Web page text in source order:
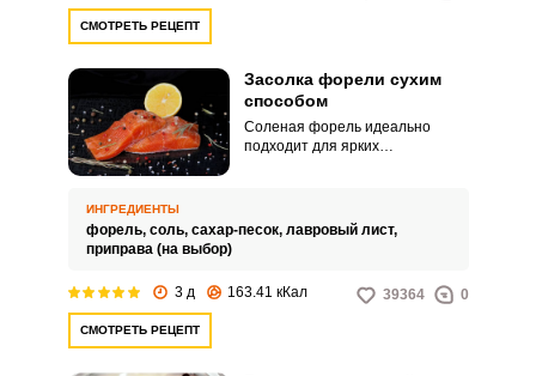
СМОТРЕТЬ РЕЦЕПТ
Засолка форели сухим
способом
Соленая форель идеально
подходит для ярких
ИНГРЕДИЕНТЫ
форель, соль, сахар-песок, лавровый лист,
приправа (на выбор)
3 д 163.41 кКал 39364 0
СМОТРЕТЬ РЕЦЕПТ